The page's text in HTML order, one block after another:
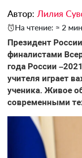
Автор: Лилия
На чтение: ≈ 2
Президент
финалистами
года России
учителя играет
ученика. Живое
современными